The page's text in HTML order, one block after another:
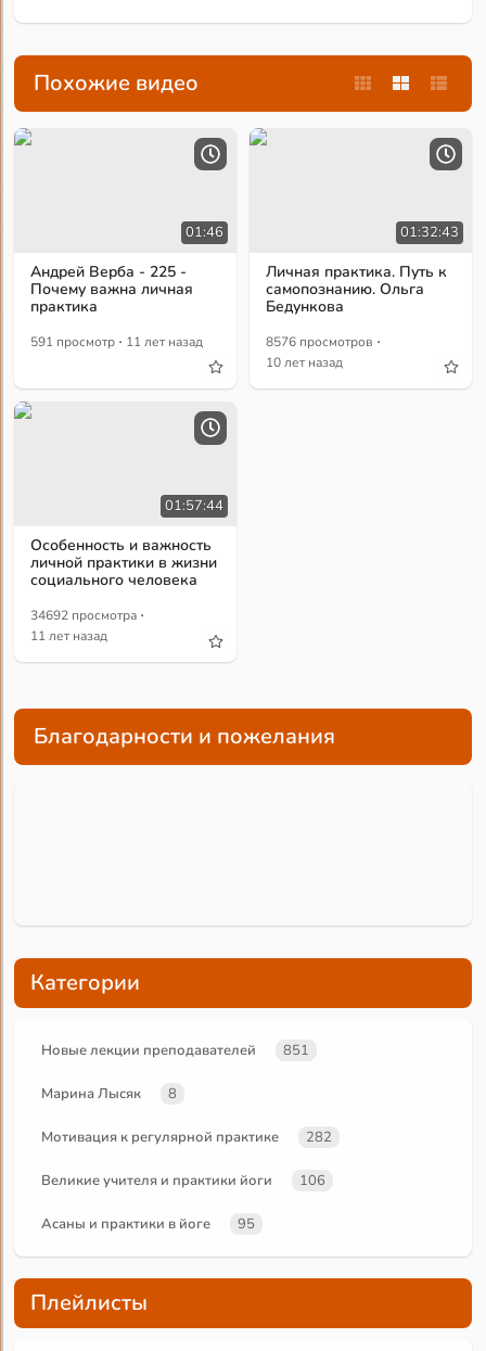
Похожие видео
01:46
Андрей Верба - 225 -
Почему важна личная
практика
591 просмотр · 11 лет назад
01:32:43
Личная практика. Путь к
самопознанию. Ольга
Бедункова
8576 просмотров ·
10 лет назад
01:57:44
Особенность и важность
личной практики в жизни
социального человека
34692 просмотра ·
11 лет назад
Благодарности и пожелания
Категории
Новые лекции преподавателей 851
Марина Лысяк 8
Мотивация к регулярной практике 282
Великие учителя и практики йоги 106
Асаны и практики в йоге 95
Плейлисты